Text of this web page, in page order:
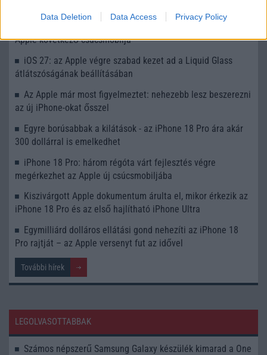
Data Deletion Data Access Privacy Policy
Apple következő csúcsmobilja
iOS 27: az Apple végre szabad kezet ad a Liquid Glass
átlátszóságának beállításában
Az Apple már most figyelmeztet: nehezebb lesz beszerezni
az új iPhone-okat ősszel
Egyre borúsabbak a kilátások - az iPhone 18 Pro ára akár
300 dollárral is emelkedhet
iPhone 18 Pro: három régóta várt fejlesztés végre
megérkezhet az Apple új csúcsmobiljába
Kiszivárgott Apple dokumentum árulta el, mikor érkezik az
iPhone 18 Pro és az első hajlítható iPhone Ultra
Egymilliárd dolláros ellátási gond nehezíti az iPhone 18
Pro rajtját – az Apple versenyt fut az idővel
További hírek
LEGOLVASOTTABBAK
Számos népszerű Samsung Galaxy készülék kimarad a One